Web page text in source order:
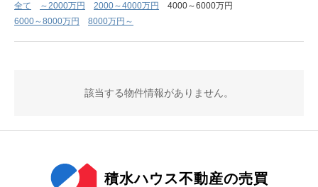
全て ～2000万円 2000～4000万円
4000～6000万円
6000～8000万円
8000万円～
該当する物件情報がありません。
積水ハウス不動産の売買